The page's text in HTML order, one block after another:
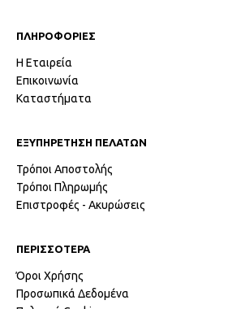
ΠΛΗΡΟΦΟΡΙΕΣ
Η Εταιρεία
Επικοινωνία
Καταστήματα
ΕΞΥΠΗΡΕΤΗΣΗ ΠΕΛΑΤΩΝ
Τρόποι Αποστολής
Τρόποι Πληρωμής
Επιστροφές - Ακυρώσεις
ΠΕΡΙΣΣΟΤΕΡΑ
Όροι Χρήσης
Προσωπικά Δεδομένα